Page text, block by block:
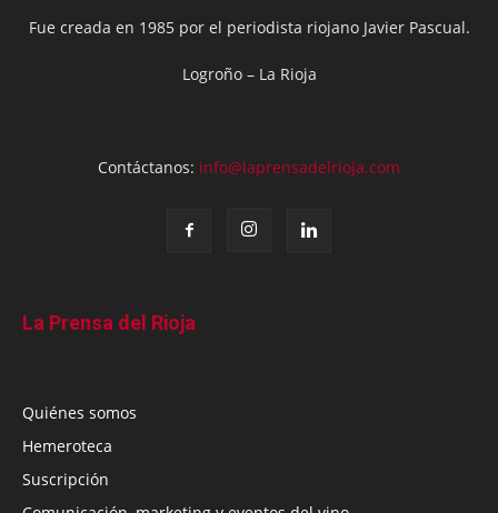
Fue creada en 1985 por el periodista riojano Javier Pascual.
Logroño – La Rioja
Contáctanos: info@laprensadelrioja.com
La Prensa del Rioja
Quiénes somos
Hemeroteca
Suscripción